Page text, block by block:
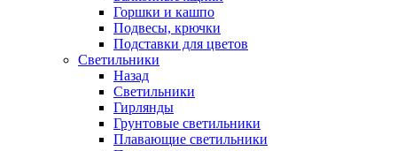
Горшки и кашпо
Подвесы, крючки
Подставки для цветов
Светильники
Назад
Светильники
Гирлянды
Грунтовые светильники
Плавающие светильники